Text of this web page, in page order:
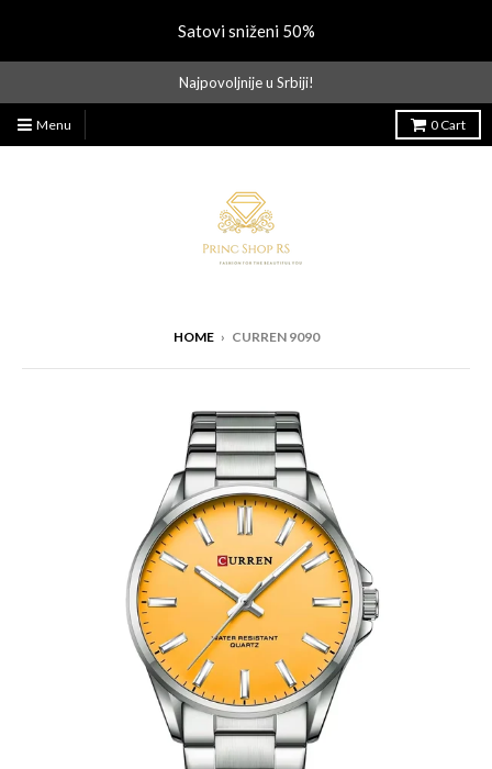
Satovi sniženi 50%
Najpovoljnije u Srbiji!
Menu 0Cart
HOME › CURREN 9090